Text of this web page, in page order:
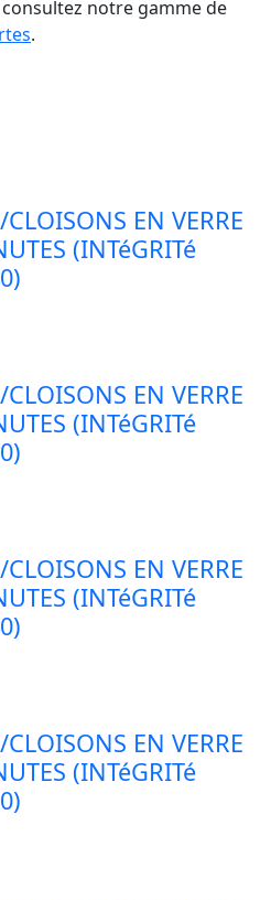
notre gamme de
.
EN VERRE
(INTéGRITé
EN VERRE
(INTéGRITé
EN VERRE
(INTéGRITé
EN VERRE
(INTéGRITé